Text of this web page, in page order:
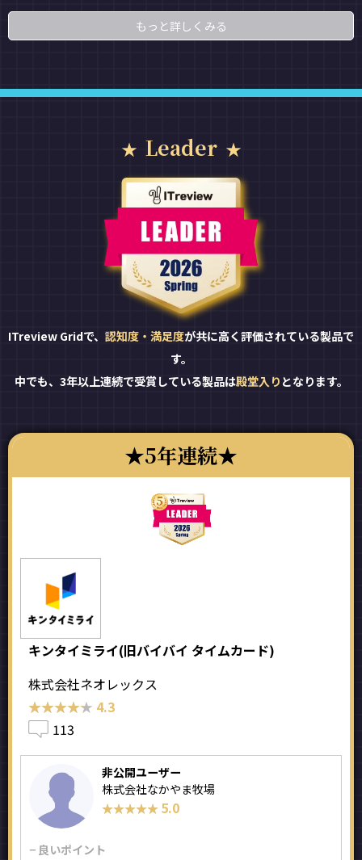
もっと詳しくみる
Leader
ITreview Gridで、 認知度・満足度が共に高く評価されている製品で
す。
中でも、3年以上連続で受賞している製品は殿堂入り となります。
5年連続
キンタイミライ(旧バイバイ タイムカード)
株式会社ネオレックス
★★★★★
★★★★★ 4.3
113
非公開ユーザー
株式会社なかやま牧場
★★★★★
★★★★★ 5.0
− 良いポイント